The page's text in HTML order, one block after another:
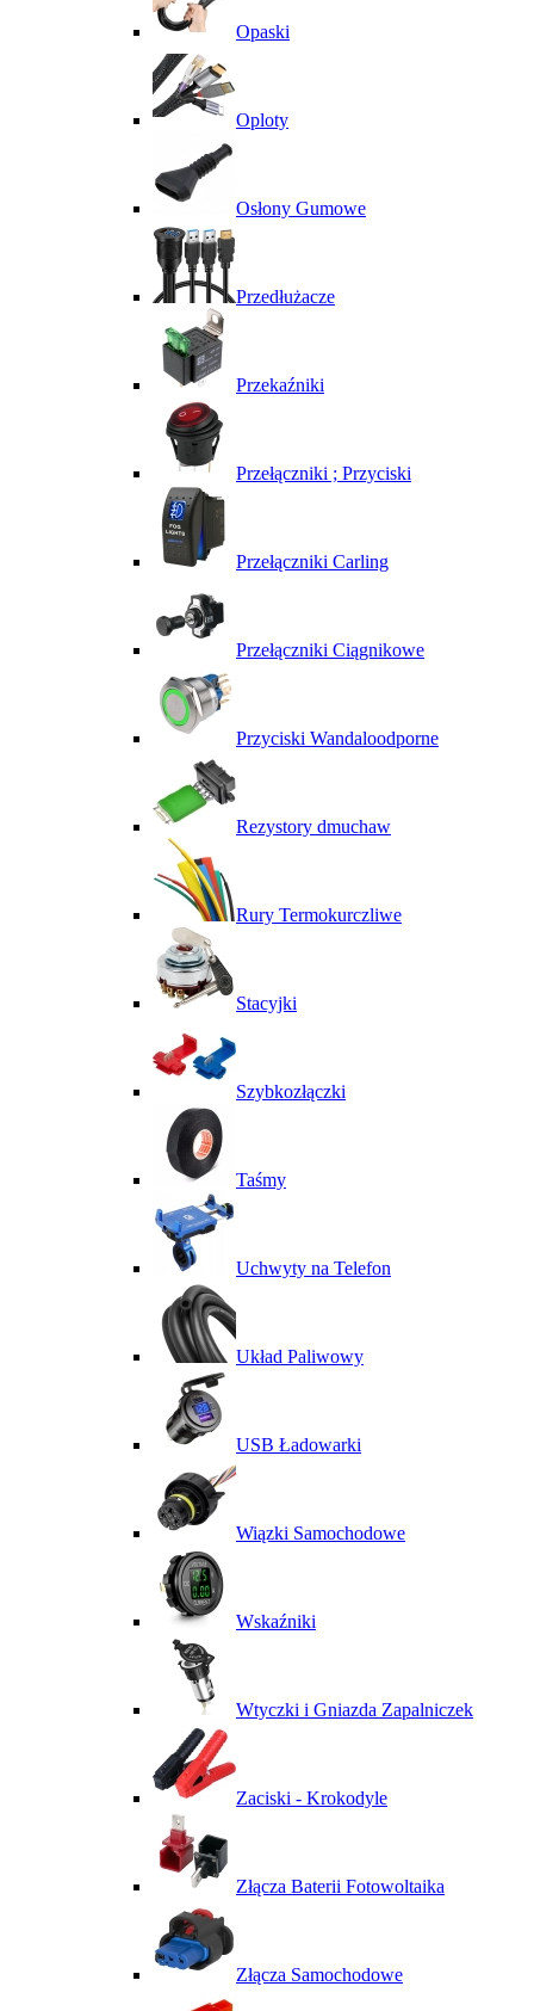
Opaski
Oploty
Osłony Gumowe
Przedłużacze
Przekaźniki
Przełączniki ; Przyciski
Przełączniki Carling
Przełączniki Ciągnikowe
Przyciski Wandaloodporne
Rezystory dmuchaw
Rury Termokurczliwe
Stacyjki
Szybkozłączki
Taśmy
Uchwyty na Telefon
Układ Paliwowy
USB Ładowarki
Wiązki Samochodowe
Wskaźniki
Wtyczki i Gniazda Zapalniczek
Zaciski - Krokodyle
Złącza Baterii Fotowoltaika
Złącza Samochodowe